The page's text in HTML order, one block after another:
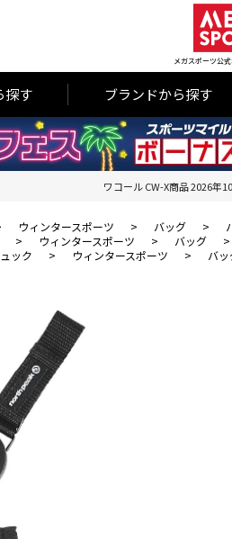
メガスポーツ公
探す ブランドから探す
ワコール CW-X商品 2026年
ウィンタースポーツ > バッグ >
> ウィンタースポーツ > バッグ >
ック > ウィンタースポーツ > バ